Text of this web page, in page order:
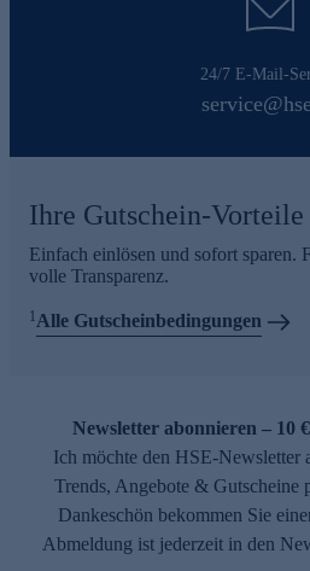
24/7 E-Mail-
Ihre Gutschein-
Einfach einlösen und sofort sparen.
volle Transparenz.
1Alle Gutscheinbedingungen
Newsletter abonnieren – 10
Ich möchte den HSE-Newsletter
Trends, Angebote & Gutscheine
Dankeschön bekommen Sie
Abmeldung ist jederzeit in den